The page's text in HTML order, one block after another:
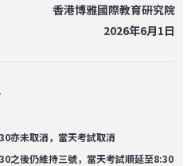
香港博雅國際教育研究院
2026年6月1日
亦未取消，當天考試取消
之後仍維持三號，當天考試順延至8:30